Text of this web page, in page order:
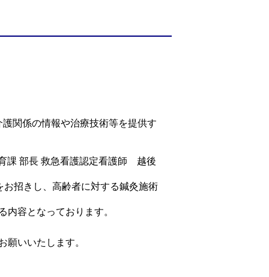
関係の情報や治療技術等を提供す
課 部長 救急看護認定看護師 越後
招きし、高齢者に対する鍼灸施術
容となっております。
願いいたします。